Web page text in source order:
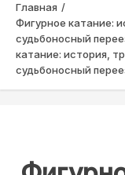
Главная
Фигурное катание:
судьбоносный
катание: история,
судьбоносный